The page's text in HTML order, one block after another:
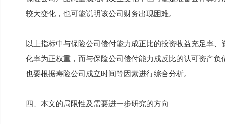
较大变化，也可能说明该公司财务出现困难。
以上指标中与保险公司偿付能力成正比的投资收益充足率
化率为正权重，而与保险公司偿付能力成反比的认可资产
也要根据寿险公司成立时间等因素进行综合分析。
四、本文的局限性及需要进一步研究的方向